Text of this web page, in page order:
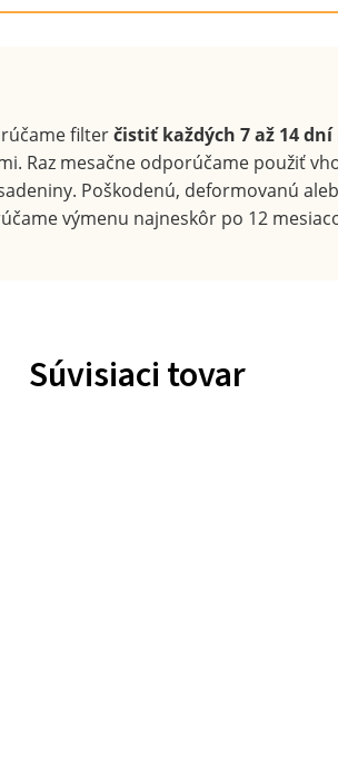
filterčistiť každých 7 až 14 dní
Raz mesačne odporúčame použiť
Poškodenú, deformovanú
výmenu najneskôr po 12
Súvisiaci tovar